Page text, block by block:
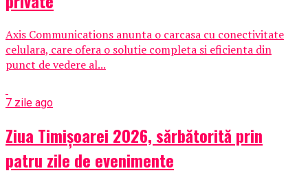
Axis Communications anunta o carcasa cu conectivitate
celulara, care ofera o solutie completa si eficienta din
punct de vedere al...
7 zile ago
Ziua Timișoarei 2026, sărbătorită prin
patru zile de evenimente